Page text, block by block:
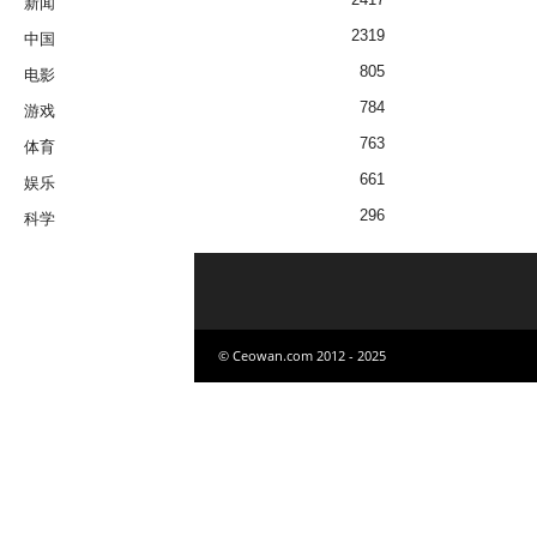
中国 2319
电影 805
游戏 784
体育 763
娱乐 661
科学 296
© Ceowan.com 2012 - 2025